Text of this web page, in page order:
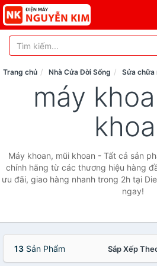
Trang chủ Nhà Cửa Đời Sống Sửa chữa
máy
Máy khoan, mũi khoan - Tất cả sản
chính hãng từ các thương hiệu hàng
ưu đãi, giao hàng nhanh trong 2h tại
ngay!
13 Sản Phẩm Sắp Xếp